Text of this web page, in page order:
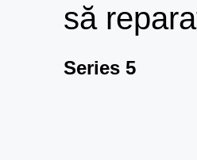
să
Series 5